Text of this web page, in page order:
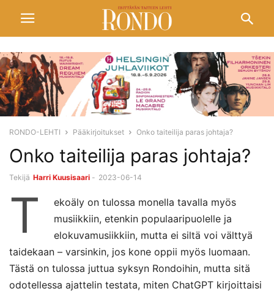
RONDO-LEHTI Pääkirjoitukset Onko taiteilija paras johtaja?
Onko taiteilija paras johtaja?
Tekijä Harri Kuusisaari - 2023-06-14
T
ekoäly on tulossa monella tavalla myös
musiikkiin, etenkin populaaripuolelle ja
elokuvamusiikkiin, mutta ei siltä voi välttyä
taidekaan – varsinkin, jos kone oppii myös luomaan.
Tästä on tulossa juttua syksyn Rondoihin, mutta sitä
odotellessa ajattelin testata, miten ChatGPT kirjoittaisi